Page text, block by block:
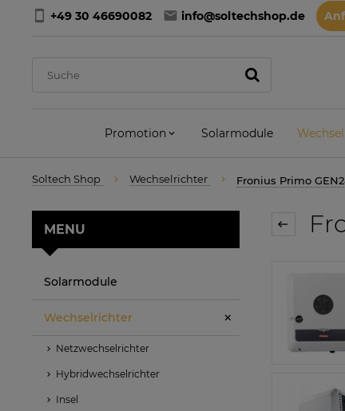
+49 30 46690082 info@soltechshop.de
Promotion Solarmodule
Soltech Shop Wechselrichter Fronius Primo
MENU
Solarmodule
Wechselrichter
Netzwechselrichter
Hybridwechselrichter
Insel